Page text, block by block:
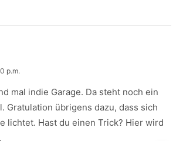
p.m.
mal indie Garage. Da steht noch ein
Gratulation übrigens dazu, dass sich
lichtet. Hast du einen Trick? Hier wird